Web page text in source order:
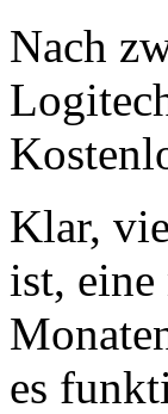
Nach
Klar,
ist,
es